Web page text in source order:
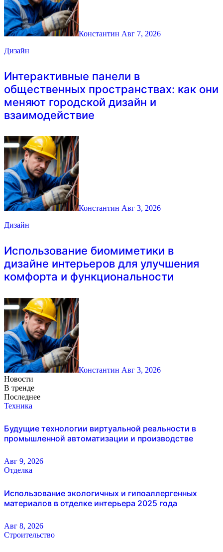
Константин Авг 7, 2026
Дизайн
Интерактивные панели в
общественных пространствах: как они
меняют городской дизайн и
взаимодействие
Константин Авг 3, 2026
Дизайн
Использование биомиметики в
дизайне интерьеров для улучшения
комфорта и функциональности
Константин Авг 3, 2026
Новости
В тренде
Последнее
Техника
Будущие технологии виртуальной реальности в
промышленной автоматизации и производстве
Авг 9, 2026
Отделка
Использование экологичных и гипоаллергенных
материалов в отделке интерьера 2025 года
Авг 8, 2026
Строительство